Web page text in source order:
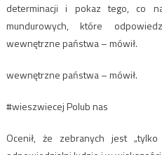
determinacji i pokaz tego, co
mundurowych, które
wewnętrzne państwa – mówił.
wewnętrzne państwa – mówił.
#wieszwiecej Polub nas
Ocenił, że zebranych jest